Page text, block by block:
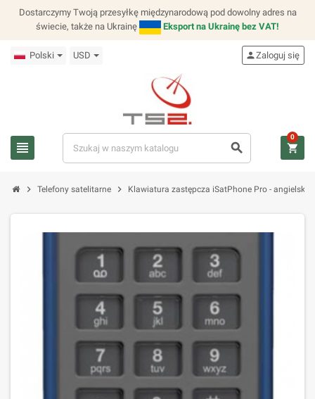
Dostarczymy Twoją przesyłkę międzynarodową pod dowolny adres na
świecie, także na Ukrainę
Eksport na Ukrainę bez VAT!
Polski USD
view_headline search
personZaloguj się
shopping_cart
0
chevron_right Telefony satelitarne chevron_right Klawiatura zastępcza iSatPhone Pro - angielski/